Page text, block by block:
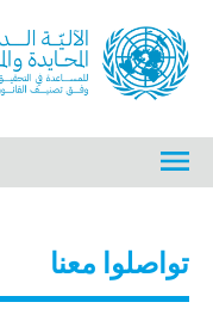
content
IIIM
Mechanism
تواصلوا معنا